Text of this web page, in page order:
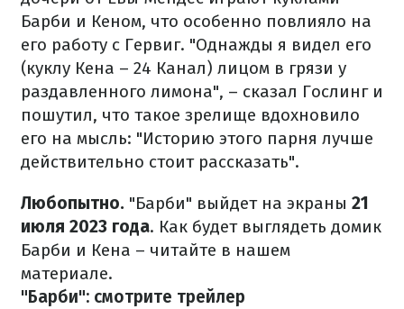
Барби и Кеном, что особенно повлияло на
его работу с Гервиг. "Однажды я видел его
(куклу Кена – 24 Канал) лицом в грязи у
раздавленного лимона", – сказал Гослинг и
пошутил, что такое зрелище вдохновило
его на мысль: "Историю этого парня лучше
действительно стоит рассказать".
Любопытно. "Барби" выйдет на экраны 21
июля 2023 года. Как будет выглядеть домик
Барби и Кена – читайте в нашем
материале.
"Барби": смотрите трейлер